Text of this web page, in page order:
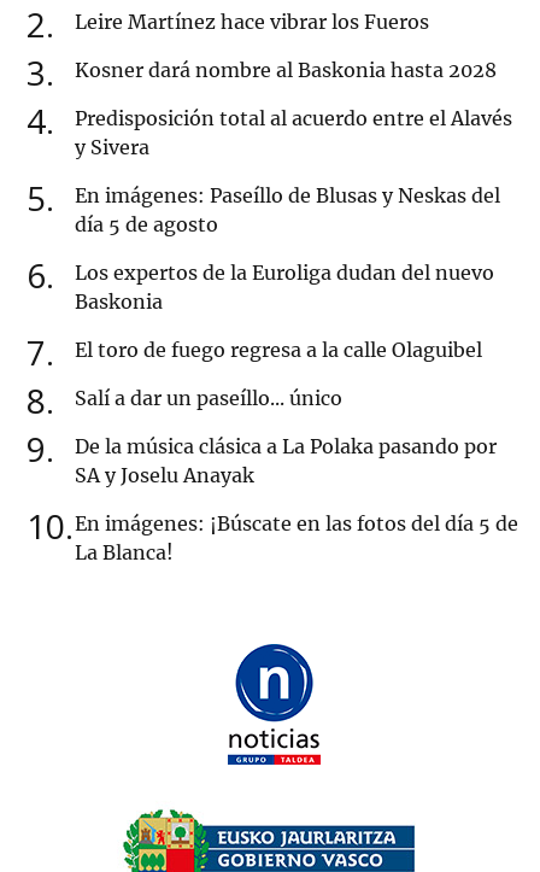
2 Leire Martínez hace vibrar los Fueros
3 Kosner dará nombre al Baskonia hasta 2028
4
Predisposición total al acuerdo entre el Alavés
y Sivera
5
En imágenes: Paseíllo de Blusas y Neskas del
día 5 de agosto
6
Los expertos de la Euroliga dudan del nuevo
Baskonia
7 El toro de fuego regresa a la calle Olaguibel
8 Salí a dar un paseíllo... único
9
De la música clásica a La Polaka pasando por
SA y Joselu Anayak
10 En imágenes: ¡Búscate en las fotos del día 5 de
La Blanca!